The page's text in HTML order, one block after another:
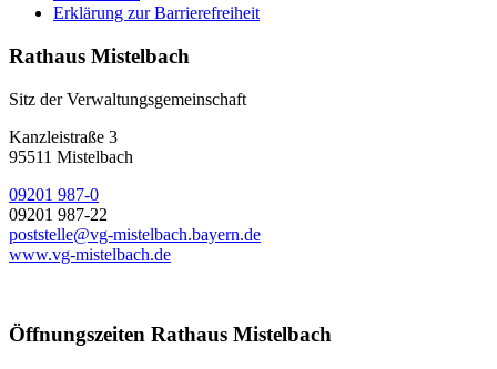
Erklärung zur Barrierefreiheit
Rathaus Mistelbach
Sitz der Verwaltungsgemeinschaft
Kanzleistraße 3
95511 Mistelbach
09201 987-0
09201 987-22
poststelle@vg-mistelbach.bayern.de
www.vg-mistelbach.de
Öffnungszeiten Rathaus Mistelbach